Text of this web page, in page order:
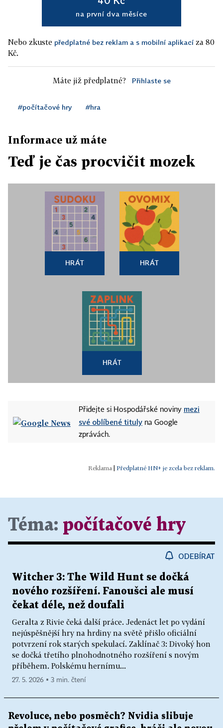
na první dva měsíce
Nebo zkuste předplatné bez reklam a s mobilní aplikací za 80
Kč.
Máte již předplatné? Přihlaste se
#počítačové hry #hra
Informace už máte
Teď je čas procvičit mozek
HRÁT HRÁT
HRÁT
Přidejte si Hospodářské noviny mezi
své oblíbené tituly na Google
zprávách.
Předplatné HN+ je zcela bez reklam.
Téma: počítačové hry
ODEBÍRAT
Witcher 3: The Wild Hunt se dočká
nového rozšíření. Fanoušci ale musí
čekat déle, než doufali
Geralta z Rivie čeká další práce. Jedenáct let po vydání
nejúspěšnější hry na hrdiny na světě přišlo oficiální
potvrzení rok starých spekulací. Zaklínač 3: Divoký hon
se dočká třetího plnohodnotného rozšíření s novým
příběhem. Polskému hernímu...
27. 5. 2026 ▪ 3 min. čtení
Revoluce, nebo posměch? Nvidia slibuje